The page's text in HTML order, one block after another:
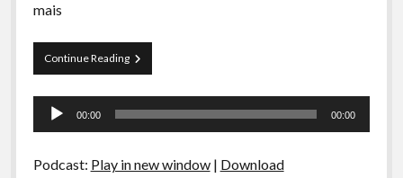
Arquivo CDR
Papo Tranqueira
Especiais
mais
Continue ReadingO
que
Tocador
00:00 00:00
Podcast: Play in new window| Download